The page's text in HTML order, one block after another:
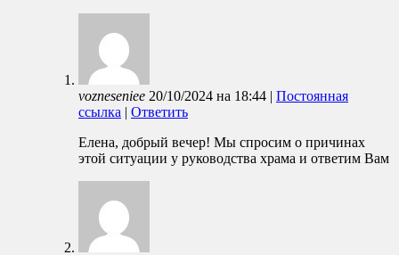
vozneseniee 20/10/2024 на 18:44 | Постоянная
ссылка | Ответить
Елена, добрый вечер! Мы спросим о причинах
этой ситуации у руководства храма и ответим Вам